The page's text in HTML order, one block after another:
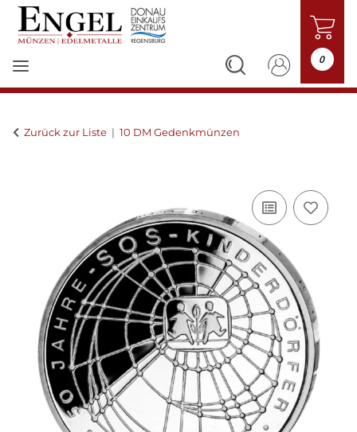
0
Zurück zur Liste 10 DM Gedenkmünzen